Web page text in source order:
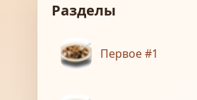
Разделы
Первое #1